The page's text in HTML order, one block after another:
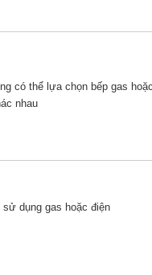
có thể lựa chọn bếp gas
nhau
dụng gas hoặc điện